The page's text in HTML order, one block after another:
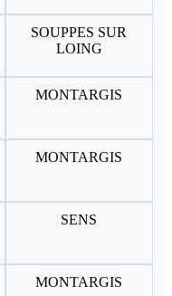
SOUPPES SUR
LOING
MONTARGIS
MONTARGIS
SENS
MONTARGIS